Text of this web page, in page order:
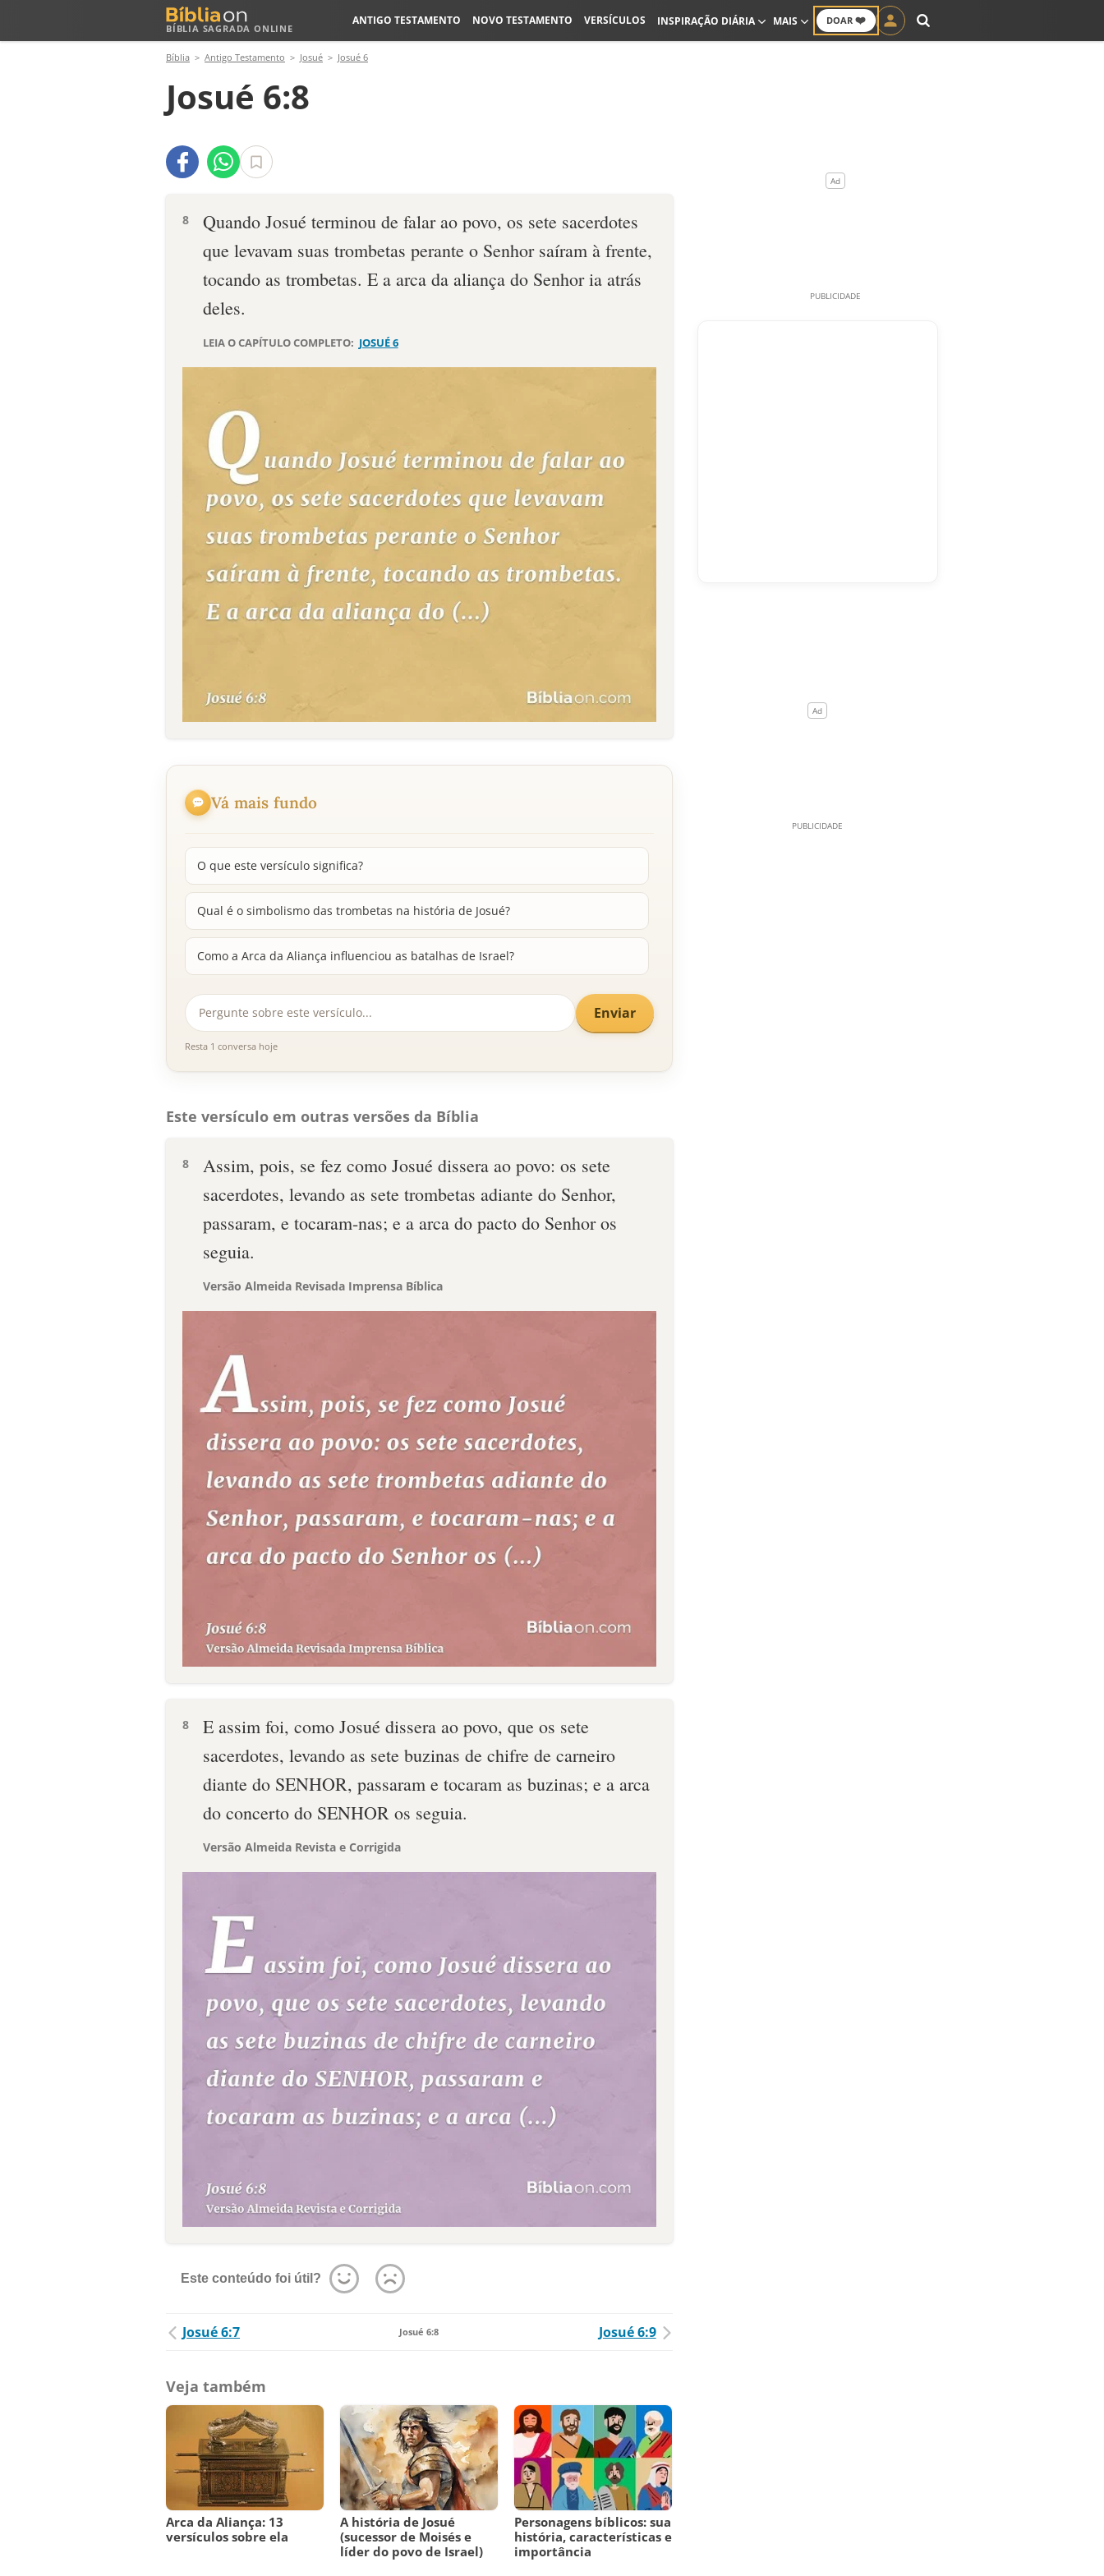
BÍBLIA SAGRADA ONLINE
DOAR ❤️
ANTIGO TESTAMENTO NOVO TESTAMENTO VERSÍCULOS INSPIRAÇÃO DIÁRIA MAIS
Bíblia Antigo Testamento Josué Josué 6
Josué 6:8
8
Quando Josué terminou de falar ao povo, os sete sacerdotes
que levavam suas trombetas perante o Senhor saíram à frente,
tocando as trombetas. E a arca da aliança do Senhor ia atrás
deles.
LEIA O CAPÍTULO COMPLETO: JOSUÉ 6
Vá mais fundo
O que este versículo significa?
Qual é o simbolismo das trombetas na história de Josué?
Como a Arca da Aliança influenciou as batalhas de Israel?
Enviar
Resta 1 conversa hoje
Este versículo em outras versões da Bíblia
8
Assim, pois, se fez como Josué dissera ao povo: os sete
sacerdotes, levando as sete trombetas adiante do Senhor,
passaram, e tocaram-nas; e a arca do pacto do Senhor os
seguia.
Versão Almeida Revisada Imprensa Bíblica
8
E assim foi, como Josué dissera ao povo, que os sete
sacerdotes, levando as sete buzinas de chifre de carneiro
diante do SENHOR, passaram e tocaram as buzinas; e a arca
do concerto do SENHOR os seguia.
Versão Almeida Revista e Corrigida
Este conteúdo foi útil?
Josué 6:7 Josué 6:8 Josué 6:9
Veja também
Arca da Aliança: 13
versículos sobre ela
A história de Josué
(sucessor de Moisés e
líder do povo de Israel)
Personagens bíblicos: sua
história, características e
importância